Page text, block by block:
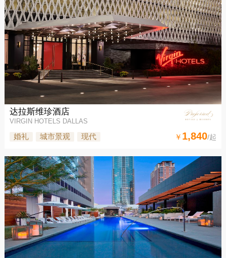
达拉斯维珍酒店
VIRGIN HOTELS DALLAS
婚礼 城市景观 现代 ￥ 1,840/起